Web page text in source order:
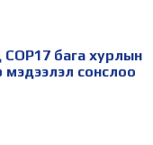
бага хурлын
сонслоо